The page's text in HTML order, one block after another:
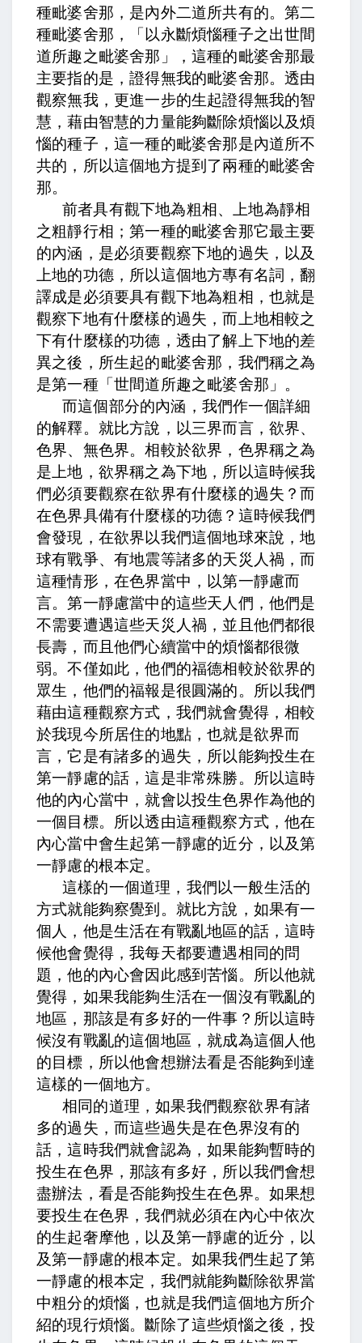
種毗婆舍那，是內外二道所共有的。第二
種毗婆舍那，「 以永斷煩惱種子之出世間
道所趣之毗婆舍那」，這種的毗婆舍那最
主要指的是，證得無我的毗婆舍那。透由
觀察無我，更進一步的生起證得無我的智
慧，藉由智慧的力量能夠斷除煩惱以及煩
惱的種子，這一種的毗婆舍那是內道所不
共的，所以這個地方提到了兩種的毗婆舍
那。
前者具有觀下地為粗相、上地為靜相
之粗靜行相 ；第一種的毗婆舍那它最主要
的內涵，是必須要觀察下地的過失，以及
上地的功德，所以這個地方專有名詞，翻
譯成是必須要具有觀下地為粗相，也就是
觀察下地有什麼樣的過失，而上地相較之
下有什麼樣的功德，透由了解上下地的差
異之後，所生起的毗婆舍那，我們稱之為
是第一種「世間道所趣之毗婆舍那」。
而這個部分的內涵，我們作一個詳細
的解釋。就比方說，以三界而言，欲界、
色界、無色界。相較於欲界，色界稱之為
是上地，欲界稱之為下地，所以這時候我
們必須要觀察在欲界有什麼樣的過失？而
在色界具備有什麼樣的功德？這時候我們
會發現，在欲界以我們這個地球來說，地
球有戰爭、有地震等諸多的天災人禍，而
這種情形，在色界當中，以第一靜慮而
言。第一靜慮當中的這些天人們，他們是
不需要遭遇這些天災人禍，並且他們都很
長壽，而且他們心續當中的煩惱都很微
弱。不僅如此，他們的福德相較於欲界的
眾生，他們的福報是很圓滿的。所以我們
藉由這種觀察方式，我們就會覺得，相較
於我現今所居住的地點，也就是欲界而
言，它是有諸多的過失，所以能夠投生在
第一靜慮的話，這是非常殊勝。所以這時
他的內心當中，就會以投生色界作為他的
一個目標。所以透由這種觀察方式，他在
內心當中會生起第一靜慮的近分，以及第
一靜慮的根本定。
這樣的一個道理，我們以一般生活的
方式就能夠察覺到。就比方說，如果有一
個人，他是生活在有戰亂地區的話，這時
候他會覺得，我每天都要遭遇相同的問
題，他的內心會因此感到苦惱。所以他就
覺得，如果我能夠生活在一個沒有戰亂的
地區，那該是有多好的一件事？所以這時
候沒有戰亂的這個地區，就成為這個人他
的目標，所以他會想辦法看是否能夠到達
這樣的一個地方。
相同的道理，如果我們觀察欲界有諸
多的過失，而這些過失是在色界沒有的
話，這時我們就會認為，如果能夠暫時的
投生在色界，那該有多好，所以我們會想
盡辦法，看是否能夠投生在色界。如果想
要投生在色界，我們就必須在內心中依次
的生起奢摩他，以及第一靜慮的近分，以
及第一靜慮的根本定。如果我們生起了第
一靜慮的根本定，我們就能夠斷除欲界當
中粗分的煩惱，也就是我們這個地方所介
紹的現行煩惱。斷除了這些煩惱之後，投